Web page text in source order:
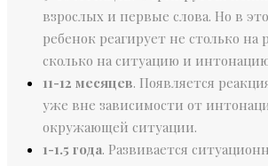
взрослых и первые слова. Но в
ребенок реагирует не столько на
сколько на ситуацию и
11-12 месяцев. Появляется
уже вне зависимости от
окружающей ситуации.
1-1.5 года. Развивается